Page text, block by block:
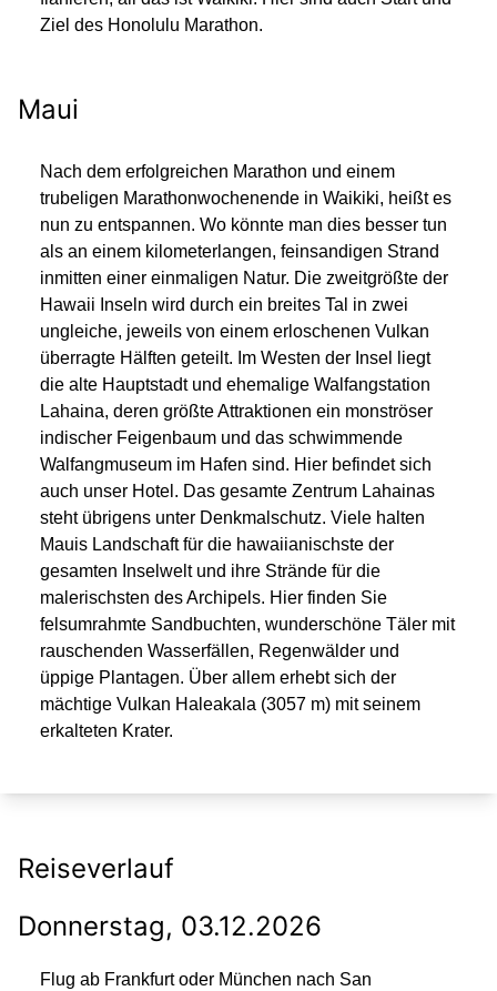
Ziel des Honolulu Marathon.
Maui
Nach dem erfolgreichen Marathon und einem
trubeligen Marathonwochenende in Waikiki, heißt es
nun zu entspannen. Wo könnte man dies besser tun
als an einem kilometerlangen, feinsandigen Strand
inmitten einer einmaligen Natur. Die zweitgrößte der
Hawaii Inseln wird durch ein breites Tal in zwei
ungleiche, jeweils von einem erloschenen Vulkan
überragte Hälften geteilt. Im Westen der Insel liegt
die alte Hauptstadt und ehemalige Walfangstation
Lahaina, deren größte Attraktionen ein monströser
indischer Feigenbaum und das schwimmende
Walfangmuseum im Hafen sind. Hier befindet sich
auch unser Hotel. Das gesamte Zentrum Lahainas
steht übrigens unter Denkmalschutz. Viele halten
Mauis Landschaft für die hawaiianischste der
gesamten Inselwelt und ihre Strände für die
malerischsten des Archipels. Hier finden Sie
felsumrahmte Sandbuchten, wunderschöne Täler mit
rauschenden Wasserfällen, Regenwälder und
üppige Plantagen. Über allem erhebt sich der
mächtige Vulkan Haleakala (3057 m) mit seinem
erkalteten Krater.
Reiseverlauf
Donnerstag, 03.12.2026
Flug ab Frankfurt oder München nach San